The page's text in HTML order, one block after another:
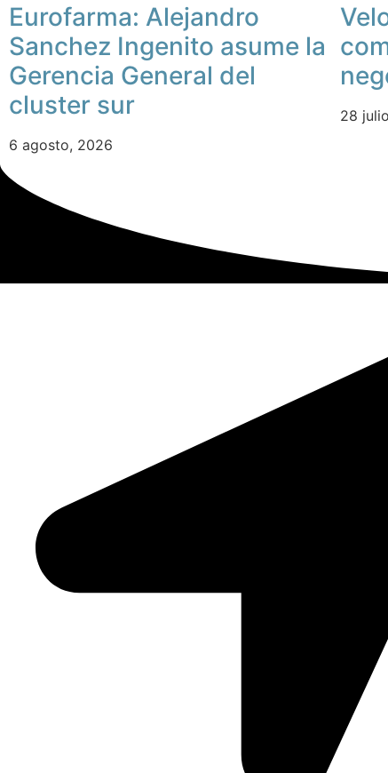
Eurofarma: Alejandro
Sanchez Ingenito asume la
Gerencia General del
cluster sur
6 agosto, 2026
28